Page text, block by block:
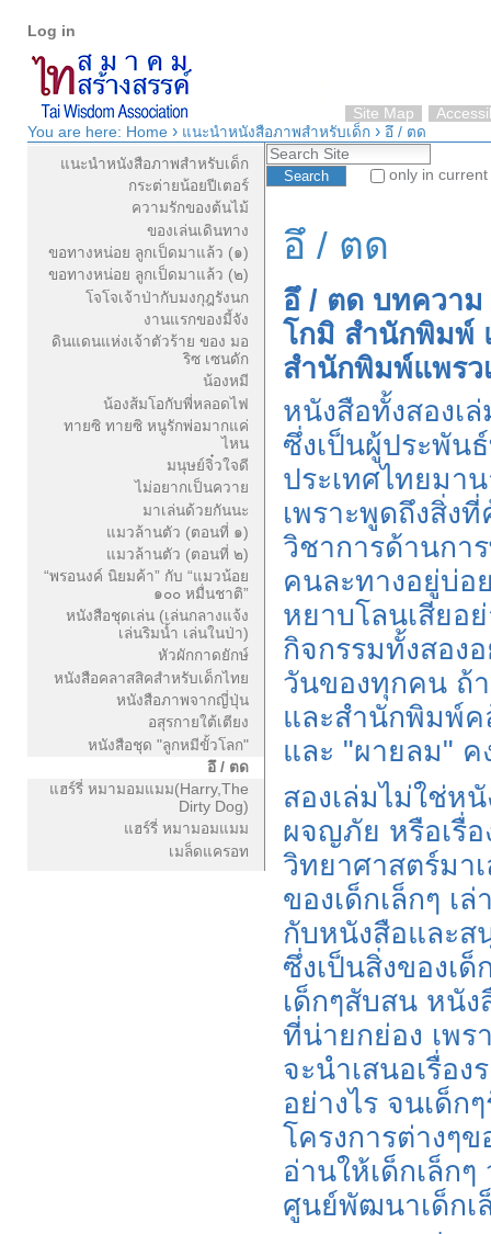
content.
Skip
to
Site Map
tools
Log in
You are here: Home › แนะนำหนังสือภาพสำหรับเด็ก › อึ / ตด
Search Site
only in current
อึ / ตด
อึ / ตด บทความ
โกมิ สำนักพิมพ์
สำนักพิมพ์แพรว
หนังสือทั้งสองเ
ซึ่งเป็นผู้ประพัน
ประเทศไทยมา
เพราะพูดถึงสิ่ง
วิชาการด้านกา
คนละทางอยู่บ่อ
หยาบโลนเสียอ
กิจกรรมทั้งสอง
วันของทุกคน ถ้
และสำนักพิมพ์ค
และ "ผายลม" ค
สองเล่มไม่ใช่ห
ผจญภัย หรือเรื่
วิทยาศาสตร์มา
ของเด็กเล็กๆ เ
กับหนังสือและส
ซึ่งเป็นสิ่งของเ
เด็กๆสับสน หนัง
ที่น่ายกย่อง เพร
จะนำเสนอเรื่อ
อย่างไร จนเด็ก
โครงการต่างๆ
อ่านให้เด็กเล็ก
ศูนย์พัฒนาเด็กเ
แนะนำหนังสือภาพสำหรับเด็ก
กระต่ายน้อยปีเตอร์
ความรักของต้นไม้
ของเล่นเดินทาง
ขอทางหน่อย ลูกเป็ดมาแล้ว (๑)
ขอทางหน่อย ลูกเป็ดมาแล้ว (๒)
โจโจเจ้าป่ากับมงกุฎรังนก
งานแรกของมี้จัง
ดินแดนแห่งเจ้าตัวร้าย ของ มอ
ริซ เซนดัก
น้องหมี
น้องส้มโอกับพี่หลอดไฟ
ทายซิ ทายซิ หนูรักพ่อมากแค่
ไหน
มนุษย์จิ๋วใจดี
ไม่อยากเป็นควาย
มาเล่นด้วยกันนะ
แมวล้านตัว (ตอนที่ ๑)
แมวล้านตัว (ตอนที่ ๒)
“พรอนงค์ นิยมค้า” กับ “แมวน้อย
๑๐๐ หมื่นชาติ”
หนังสือชุดเล่น (เล่นกลางแจ้ง
เล่นริมน้ำ เล่นในป่า)
หัวผักกาดยักษ์
หนังสือคลาสสิคสำหรับเด็กไทย
หนังสือภาพจากญี่ปุ่น
อสุรกายใต้เตียง
หนังสือชุด "ลูกหมีขั้วโลก"
อึ / ตด
แฮร์รี่ หมามอมแมม(Harry,The
Dirty Dog)
แฮร์รี่ หมามอมแมม
เมล็ดแครอท